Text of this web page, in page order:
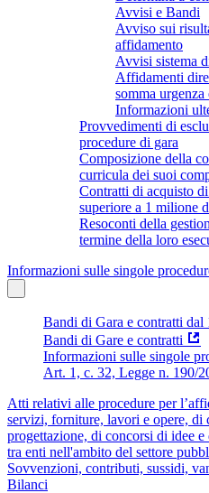
Avvisi e Bandi
Avviso sui
affidamento
Avvisi sistema
Affidamenti
somma
Informazioni
Provvedimenti di
procedure di gara
Composizione della
curricula dei suoi
Contratti di acquisto
superiore a 1 milione
Resoconti della
termine della loro
Informazioni sulle singole
Bandi di Gara e contratti dal
Bandi di Gare e contratti
Informazioni sulle singole
Art. 1, c. 32, Legge n. 190/
Atti relativi alle procedure per
servizi, forniture, lavori e opere, di
progettazione, di concorsi di idee
tra enti nell'ambito del settore
Sovvenzioni, contributi, sussidi,
Bilanci